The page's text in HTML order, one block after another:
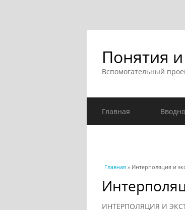
Понятия
Вспомогательный
Главная
Вы здесь
Главная » Интерполяция и
ИНТЕРПОЛЯЦИЯ И